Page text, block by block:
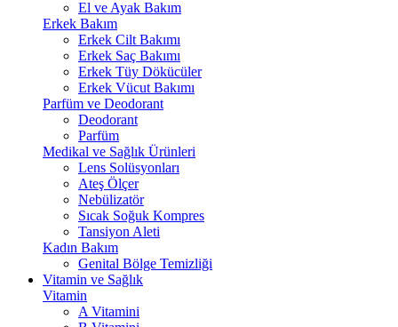
El ve Ayak Bakım
Erkek Bakım
Erkek Cilt Bakımı
Erkek Saç Bakımı
Erkek Tüy Dökücüler
Erkek Vücut Bakımı
Parfüm ve Deodorant
Deodorant
Parfüm
Medikal ve Sağlık Ürünleri
Lens Solüsyonları
Ateş Ölçer
Nebülizatör
Sıcak Soğuk Kompres
Tansiyon Aleti
Kadın Bakım
Genital Bölge Temizliği
Vitamin ve Sağlık
Vitamin
A Vitamini